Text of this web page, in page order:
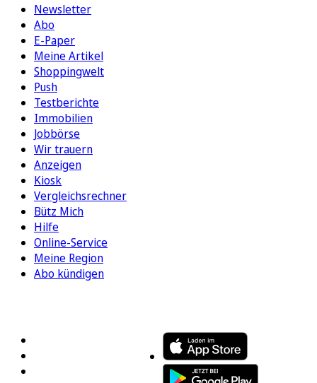
Newsletter
Abo
E-Paper
Meine Artikel
Shoppingwelt
Push
Testberichte
Immobilien
Jobbörse
Wir trauern
Anzeigen
Kiosk
Vergleichsrechner
Bütz Mich
Hilfe
Online-Service
Meine Region
Abo kündigen